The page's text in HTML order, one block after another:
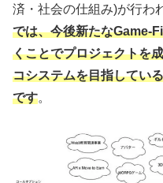
済・社会の仕組み)が行わ
では、今後新たなGame-
くことでプロジェクトを
コシステムを目指してい
です。